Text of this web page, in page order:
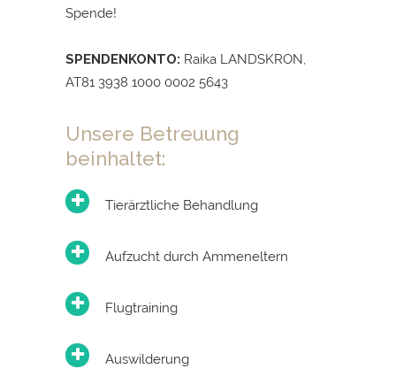
Spende!
SPENDENKONTO: Raika LANDSKRON,
AT81 3938 1000 0002 5643
Unsere Betreuung
beinhaltet:
Tierärztliche Behandlung
Aufzucht durch Ammeneltern
Flugtraining
Auswilderung